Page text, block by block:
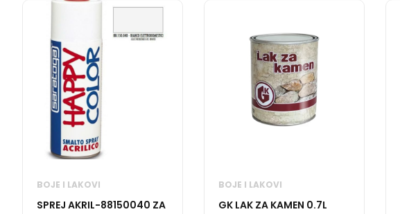
BOJE I LAKOVI
SPREJ AKRIL-88150040 ZA
BOJE I LAKOVI
GK LAK ZA KAMEN 0.7L